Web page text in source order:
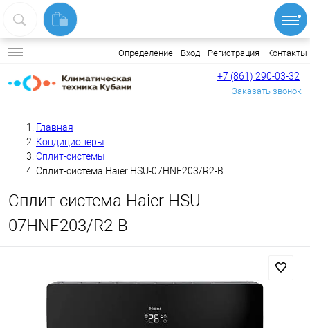
Определение Вход Регистрация Контакты
+7 (861) 290-03-32
Заказать звонок
Главная
Кондиционеры
Сплит-системы
Сплит-система Haier HSU-07HNF203/R2-B
Сплит-система Haier HSU-
07HNF203/R2-B